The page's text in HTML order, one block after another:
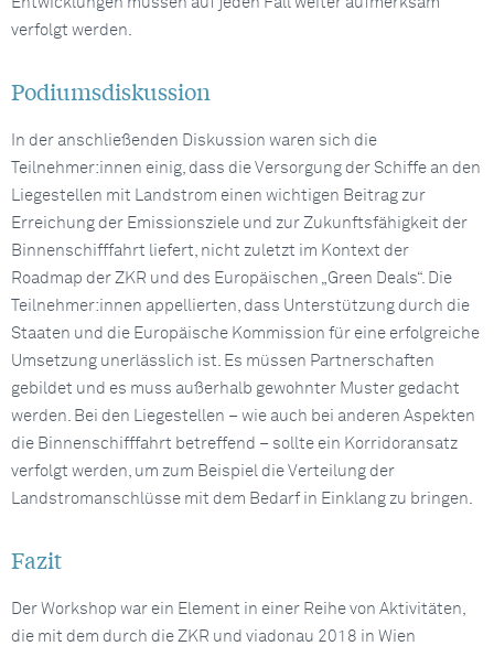
verfolgt werden.
Podiumsdiskussion
In der anschließenden Diskussion waren sich die
Teilnehmer:innen einig, dass die Versorgung der Schiffe an den
Liegestellen mit Landstrom einen wichtigen Beitrag zur
Erreichung der Emissionsziele und zur Zukunftsfähigkeit der
Binnenschifffahrt liefert, nicht zuletzt im Kontext der
Roadmap der ZKR und des Europäischen „Green Deals“. Die
Teilnehmer:innen appellierten, dass Unterstützung durch die
Staaten und die Europäische Kommission für eine erfolgreiche
Umsetzung unerlässlich ist. Es müssen Partnerschaften
gebildet und es muss außerhalb gewohnter Muster gedacht
werden. Bei den Liegestellen – wie auch bei anderen Aspekten
die Binnenschifffahrt betreffend – sollte ein Korridoransatz
verfolgt werden, um zum Beispiel die Verteilung der
Landstromanschlüsse mit dem Bedarf in Einklang zu bringen.
Fazit
Der Workshop war ein Element in einer Reihe von Aktivitäten,
die mit dem durch die ZKR und viadonau 2018 in Wien